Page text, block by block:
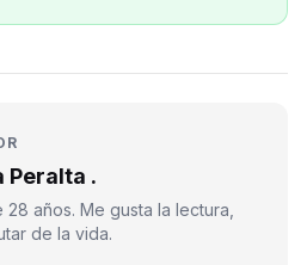
Peralta .
años. Me gusta la lectura,
de la vida.